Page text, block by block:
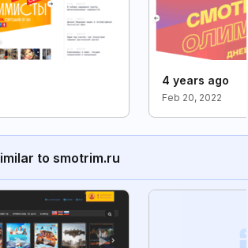
4 years ago
Feb 20, 2022
to smotrim.ru